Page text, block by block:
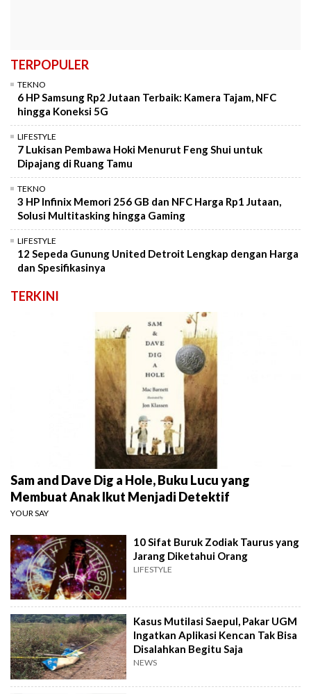
TERPOPULER
TEKNO
6 HP Samsung Rp2 Jutaan Terbaik: Kamera Tajam, NFC
hingga Koneksi 5G
LIFESTYLE
7 Lukisan Pembawa Hoki Menurut Feng Shui untuk
Dipajang di Ruang Tamu
TEKNO
3 HP Infinix Memori 256 GB dan NFC Harga Rp1 Jutaan,
Solusi Multitasking hingga Gaming
LIFESTYLE
12 Sepeda Gunung United Detroit Lengkap dengan Harga
dan Spesifikasinya
TERKINI
Sam and Dave Dig a Hole, Buku Lucu yang
Membuat Anak Ikut Menjadi Detektif
YOUR SAY
10 Sifat Buruk Zodiak Taurus yang
Jarang Diketahui Orang
LIFESTYLE
Kasus Mutilasi Saepul, Pakar UGM
Ingatkan Aplikasi Kencan Tak Bisa
Disalahkan Begitu Saja
NEWS